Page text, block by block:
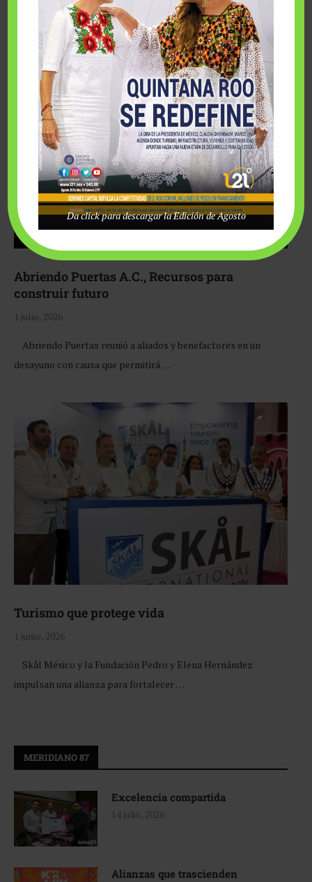
Fairmont Mayakoba y Make-A-Wish México unieron
esfuerzos para hacer realidad el deseo de una …
Abriendo Puertas A.C., Recursos para
construir futuro
1 julio, 2026
Abriendo Puertas reunió a aliados y benefactores en un
desayuno con causa que permitirá …
Turismo que protege vida
1 junio, 2026
Skål México y la Fundación Pedro y Elena Hernández
impulsan una alianza para fortalecer …
MERIDIANO 87
Excelencia compartida
14 julio, 2026
Alianzas que trascienden
Da click para descargar la Edición de Agosto